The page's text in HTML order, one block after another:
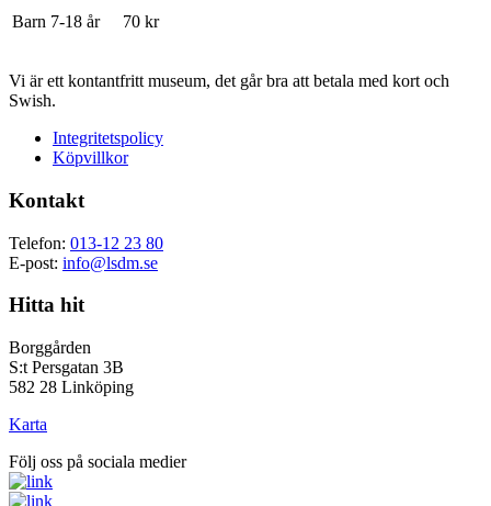
Barn 7-18 år
70 kr
Vi är ett kontantfritt museum, det går bra att betala med kort och
Swish.
Integritetspolicy
Köpvillkor
Kontakt
Telefon: 013-12 23 80
E-post: info@lsdm.se
Hitta hit
Borggården
S:t Persgatan 3B
582 28 Linköping
Karta
Följ oss på sociala medier